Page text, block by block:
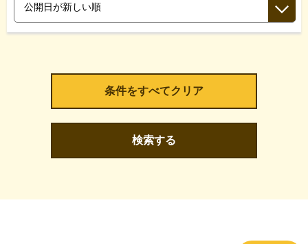
検索する